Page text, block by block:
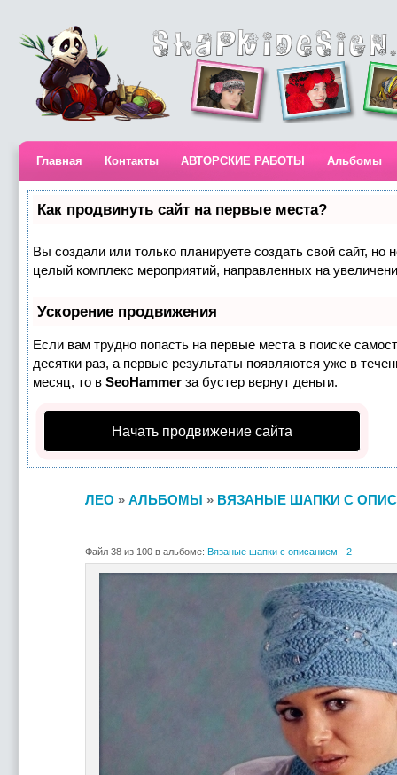
Главная Контакты АВТОРСКИЕ РАБОТЫ Альбомы
Как продвинуть сайт на первые места?
Вы создали или только планируете создать свой сайт, но
целый комплекс мероприятий, направленных на
Ускорение продвижения
Если вам трудно попасть на первые места в поиске
десятки раз, а первые результаты появляются уже в
месяц, то в SeoHammer за бустер вернут деньги.
Начать продвижение сайта
ЛЕО » АЛЬБОМЫ » ВЯЗАНЫЕ ШАПКИ С
Файл 38 из 100 в альбоме: Вязаные шапки с описанием - 2